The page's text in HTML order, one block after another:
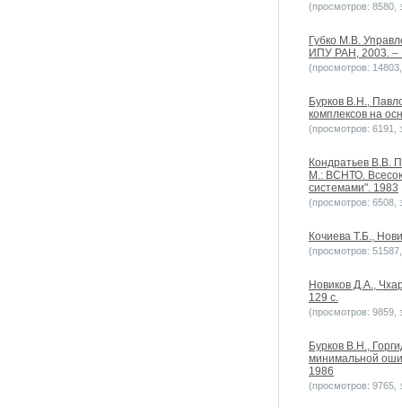
(просмотров: 8580,
Губко М.В.
ИПУ РАН, 2003. –
(просмотров:
Бурков B.H.,
комплексов на
(просмотров: 6191,
Кондратьев В.В.
М.: ВСНТО.
системами". 1983
(просмотров: 6508,
Кочиева Т.Б.,
(просмотров:
Новиков Д.А.,
129 с.
(просмотров: 9859,
Бурков B.H.,
минимальной
1986
(просмотров: 9765,